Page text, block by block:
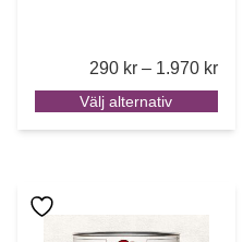
290 kr – 1.970 kr
Välj alternativ
Den här produkten har